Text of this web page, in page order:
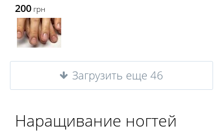
200 грн
Загрузить еще 46
Наращивание ногтей